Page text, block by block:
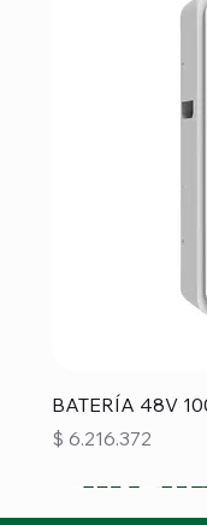
BATERÍA 48V
Precio
$ 6.216.372